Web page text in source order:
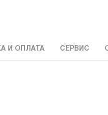
И ОПЛАТА СЕРВИС